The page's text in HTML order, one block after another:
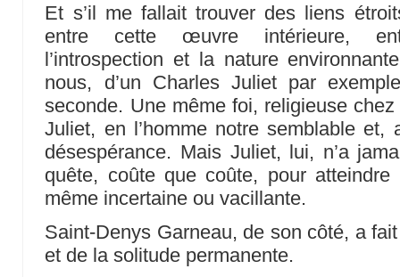
Et s’il me fallait trouver des liens
entre cette œuvre intérieure,
l’introspection et la nature
nous, d’un Charles Juliet par
seconde. Une même foi, religieuse
Juliet, en l’homme notre semblable et,
désespérance. Mais Juliet, lui, n’a
quête, coûte que coûte, pour
même incertaine ou vacillante.
Saint-Denys Garneau, de son côté, a
et de la solitude permanente.